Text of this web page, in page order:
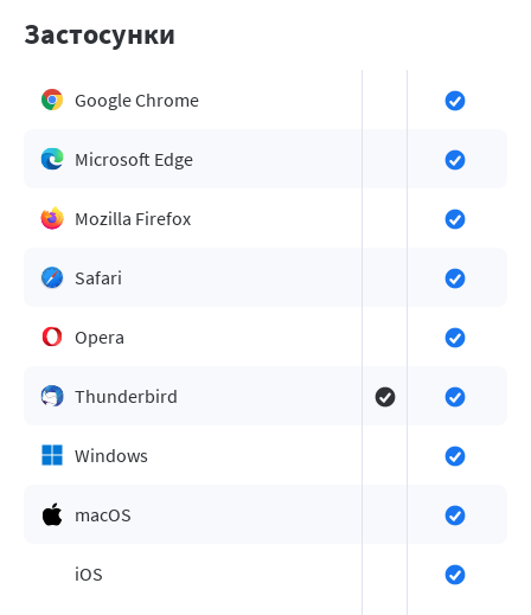
Застосунки
Google Chrome
Microsoft Edge
Mozilla Firefox
Safari
Opera
Thunderbird
Windows
macOS
iOS